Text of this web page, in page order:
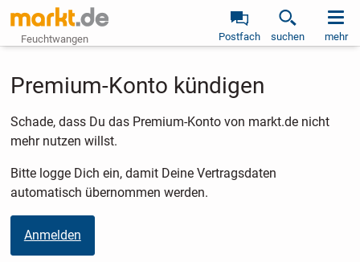
Feuchtwangen Postfach suchen mehr
Premium-Konto kündigen
Schade, dass Du das Premium-Konto von markt.de nicht
mehr nutzen willst.
Bitte logge Dich ein, damit Deine Vertragsdaten
automatisch übernommen werden.
Anmelden